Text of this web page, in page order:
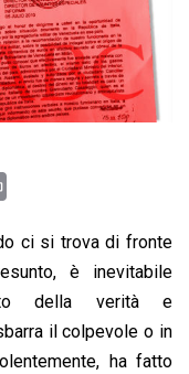
i
n
t
ci si trova di fronte
è inevitabile
della verità e
il colpevole o in
ha fatto